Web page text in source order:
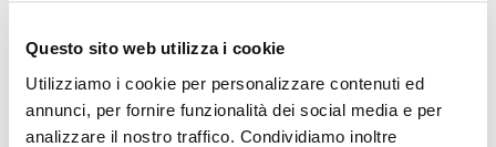
Questo sito web utilizza i cookie
Utilizziamo i cookie per personalizzare contenuti ed
annunci, per fornire funzionalità dei social media e per
analizzare il nostro traffico. Condividiamo inoltre
numeri Numeri Gara
- GAT
GAT
Numero 2 Bianco
100x130mm
3,05 €
numeri Numeri Gara
- GAT
GAT
Numero 2 Nero
100x130mm
3,05 €